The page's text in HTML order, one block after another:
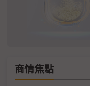
商情焦點